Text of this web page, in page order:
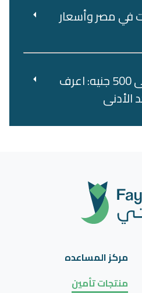
في مصر وأسعار
حساب جاري بحد أدنى 500 جنيه: اعرف
مركز المساعده
منتجات تأمين